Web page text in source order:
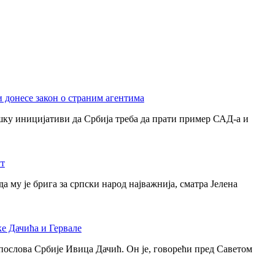
закон о страним агентима
иницијативи да Србија треба да прати пример САД-а и
је брига за српски народ најважнија, сматра Јелена
Дачића и Гервале
Србије Ивица Дачић. Он је, говорећи пред Саветом